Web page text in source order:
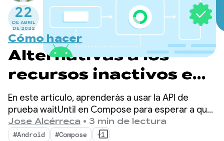
22
DE ABRIL
DE 2022
Cómo hacer
Alternativas a los
recursos inactivos en
las pruebas de
Compose: las APIs de
waitUntil
En este artículo, aprenderás a usar la API de
prueba waitUntil en Compose para esperar a que
se cumplan ciertas condiciones.
Jose Alcérreca • 3 min de lectura
#Android #Compose +1